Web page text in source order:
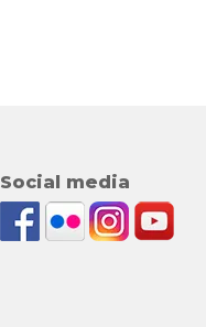
Social media